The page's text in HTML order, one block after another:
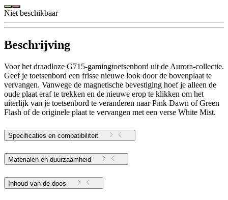
Niet beschikbaar
Beschrijving
Voor het draadloze G715-gamingtoetsenbord uit de Aurora-collectie.
Geef je toetsenbord een frisse nieuwe look door de bovenplaat te
vervangen. Vanwege de magnetische bevestiging hoef je alleen de
oude plaat eraf te trekken en de nieuwe erop te klikken om het
uiterlijk van je toetsenbord te veranderen naar Pink Dawn of Green
Flash of de originele plaat te vervangen met een verse White Mist.
Specificaties en compatibiliteit
Materialen en duurzaamheid
Inhoud van de doos